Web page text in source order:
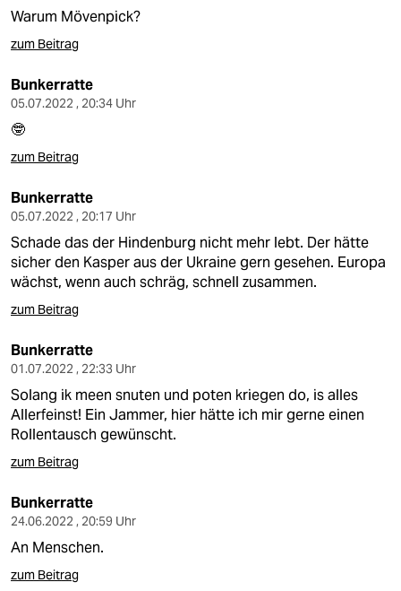
Warum Mövenpick?
zum Beitrag
Bunkerratte
05.07.2022 , 20:34 Uhr
🤓
zum Beitrag
Bunkerratte
05.07.2022 , 20:17 Uhr
Schade das der Hindenburg nicht mehr lebt. Der hätte
sicher den Kasper aus der Ukraine gern gesehen. Europa
wächst, wenn auch schräg, schnell zusammen.
zum Beitrag
Bunkerratte
01.07.2022 , 22:33 Uhr
Solang ik meen snuten und poten kriegen do, is alles
Allerfeinst! Ein Jammer, hier hätte ich mir gerne einen
Rollentausch gewünscht.
zum Beitrag
Bunkerratte
24.06.2022 , 20:59 Uhr
An Menschen.
zum Beitrag